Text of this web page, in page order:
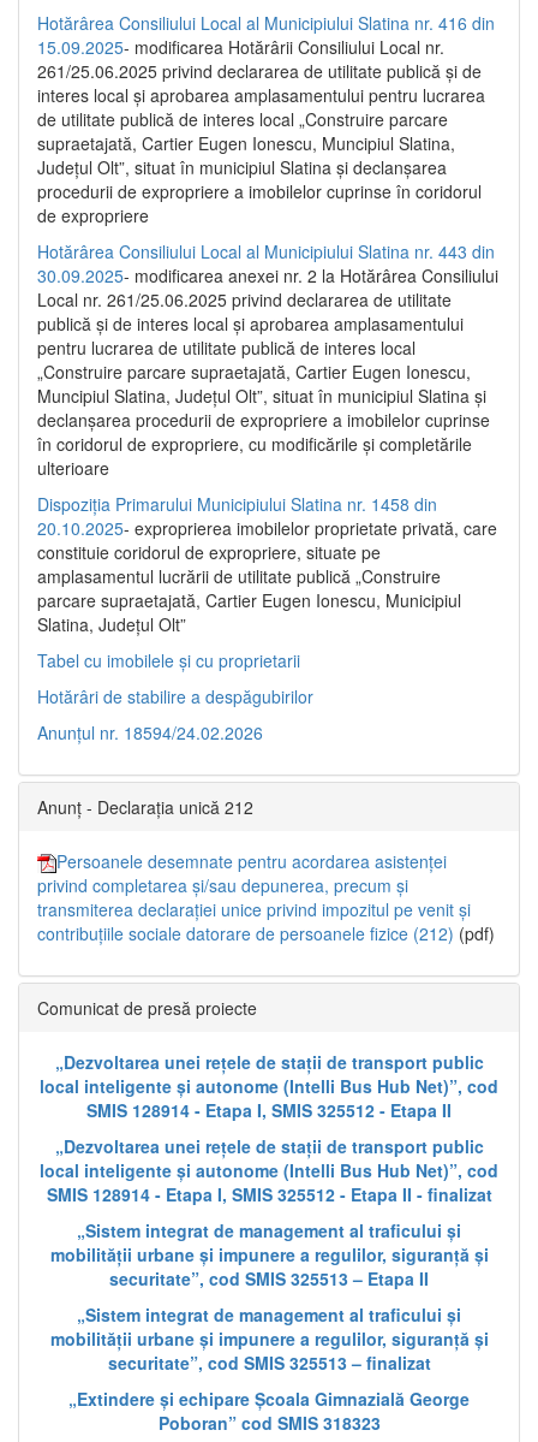
Hotărârea Consiliului Local al Municipiului Slatina nr. 416 din
15.09.2025- modificarea Hotărârii Consiliului Local nr.
261/25.06.2025 privind declararea de utilitate publică și de
interes local și aprobarea amplasamentului pentru lucrarea
de utilitate publică de interes local „Construire parcare
supraetajată, Cartier Eugen Ionescu, Muncipiul Slatina,
Județul Olt”, situat în municipiul Slatina și declanșarea
procedurii de expropriere a imobilelor cuprinse în coridorul
de expropriere
Hotărârea Consiliului Local al Municipiului Slatina nr. 443 din
30.09.2025- modificarea anexei nr. 2 la Hotărârea Consiliului
Local nr. 261/25.06.2025 privind declararea de utilitate
publică şi de interes local şi aprobarea amplasamentului
pentru lucrarea de utilitate publică de interes local
„Construire parcare supraetajată, Cartier Eugen Ionescu,
Muncipiul Slatina, Judeţul Olt”, situat în municipiul Slatina şi
declanşarea procedurii de expropriere a imobilelor cuprinse
în coridorul de expropriere, cu modificările şi completările
ulterioare
Dispoziția Primarului Municipiului Slatina nr. 1458 din
20.10.2025- exproprierea imobilelor proprietate privată, care
constituie coridorul de expropriere, situate pe
amplasamentul lucrării de utilitate publică „Construire
parcare supraetajată, Cartier Eugen Ionescu, Municipiul
Slatina, Județul Olt”
Tabel cu imobilele și cu proprietarii
Hotărâri de stabilire a despăgubirilor
Anunțul nr. 18594/24.02.2026
Anunț - Declarația unică 212
Persoanele desemnate pentru acordarea asistenței
privind completarea și/sau depunerea, precum și
transmiterea declarației unice privind impozitul pe venit și
contribuțiile sociale datorare de persoanele fizice (212) (pdf)
Comunicat de presă proiecte
„Dezvoltarea unei rețele de stații de transport public
local inteligente și autonome (Intelli Bus Hub Net)”, cod
SMIS 128914 - Etapa I, SMIS 325512 - Etapa II
„Dezvoltarea unei rețele de stații de transport public
local inteligente și autonome (Intelli Bus Hub Net)”, cod
SMIS 128914 - Etapa I, SMIS 325512 - Etapa II - finalizat
„Sistem integrat de management al traficului și
mobilității urbane și impunere a regulilor, siguranță și
securitate”, cod SMIS 325513 – Etapa II
„Sistem integrat de management al traficului și
mobilității urbane și impunere a regulilor, siguranță și
securitate”, cod SMIS 325513 – finalizat
„Extindere și echipare Școala Gimnazială George
Poboran” cod SMIS 318323